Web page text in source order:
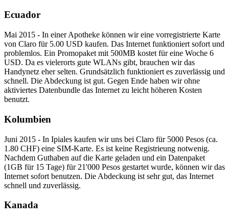
Ecuador
Mai 2015 - In einer Apotheke können wir eine vorregistrierte Karte
von Claro für 5.00 USD kaufen. Das Internet funktioniert sofort und
problemlos. Ein Promopaket mit 500MB kostet für eine Woche 6
USD. Da es vielerorts gute WLANs gibt, brauchen wir das
Handynetz eher selten. Grundsätzlich funktioniert es zuverlässig und
schnell. Die Abdeckung ist gut. Gegen Ende haben wir ohne
aktiviertes Datenbundle das Internet zu leicht höheren Kosten
benutzt.
Kolumbien
Juni 2015 - In Ipiales kaufen wir uns bei Claro für 5000 Pesos (ca.
1.80 CHF) eine SIM-Karte. Es ist keine Registrieung notwenig.
Nachdem Guthaben auf die Karte geladen und ein Datenpaket
(1GB für 15 Tage) für 21'000 Pesos gestartet wurde, können wir das
Internet sofort benutzen. Die Abdeckung ist sehr gut, das Internet
schnell und zuverlässig.
Kanada